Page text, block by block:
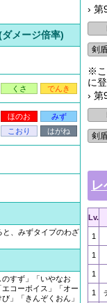
メージ倍率)
くさ でんき
ほのお
みず
こおり
はがね
と、みずタイプのわざ
のすず」「いやなお
コーボイス」「オー
」「きんぞくおん」
›
※こ
に
›
Lv.
1
1
1
1